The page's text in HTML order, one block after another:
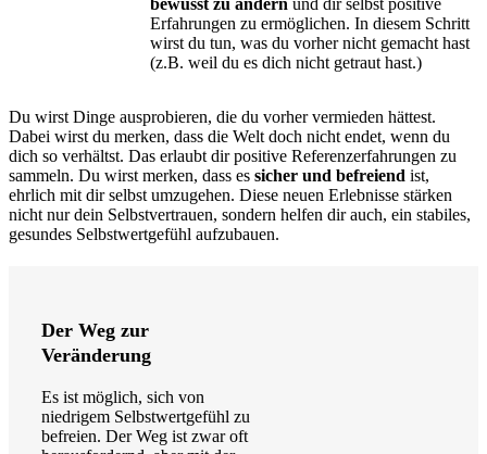
bewusst zu ändern und dir selbst positive
Erfahrungen zu ermöglichen. In diesem Schritt
wirst du tun, was du vorher nicht gemacht hast
(z.B. weil du es dich nicht getraut hast.)
Du wirst Dinge ausprobieren, die du vorher vermieden hättest.
Dabei wirst du merken, dass die Welt doch nicht endet, wenn du
dich so verhältst. Das erlaubt dir positive Referenzerfahrungen zu
sammeln. Du wirst merken, dass es sicher und befreiend ist,
ehrlich mit dir selbst umzugehen. Diese neuen Erlebnisse stärken
nicht nur dein Selbstvertrauen, sondern helfen dir auch, ein stabiles,
gesundes Selbstwertgefühl aufzubauen.
Der Weg zur
Veränderung
Es ist möglich, sich von
niedrigem Selbstwertgefühl zu
befreien. Der Weg ist zwar oft